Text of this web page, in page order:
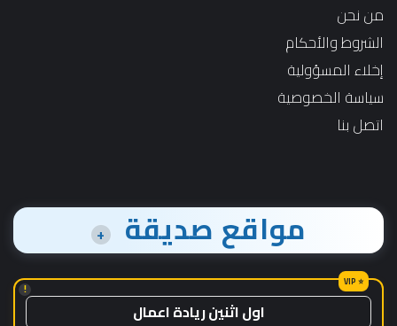
من نحن
الشروط والأحكام
إخلاء المسؤولية
سياسة الخصوصية
اتصل بنا
مواقع صديقة +
!
اول اثنين ريادة اعمال